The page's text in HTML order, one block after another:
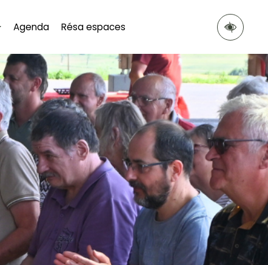
Agenda Résa espaces